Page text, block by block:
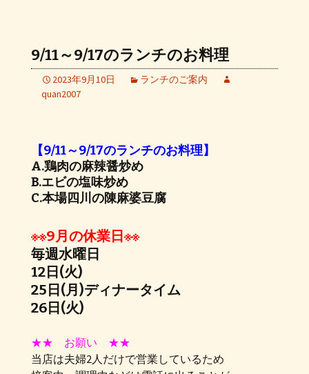
9/11～9/17のランチのお料理
2023年9月10日
ランチのご案内
quan2007
【9/11～9/17のランチのお料理】
A.鶏肉の麻辣醤炒め
B.エビの塩味炒め
C.本場四川の陳麻婆豆腐
※※9月の休業日※※
毎週水曜日
12日(火)
25日(月)ディナータイム
26日(火)
★★ お願い ★★
当店は夫婦2人だけで営業しているため